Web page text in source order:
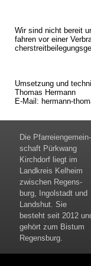
Wir sind nicht be­reit
fah­ren vor einer
Um­set­zung und
Tho­mas Her­mann
E-Mail: her­mann-
Die Pfar­rei­en­gemein­
schaft Pürk­wang
Kirch­dorf liegt im
Land­kreis Kel­heim
zwi­schen Re­gens­
burg, In­gol­stadt und
Lands­hut. Sie
besteht seit 2012
gehört zum Bis­tum
Re­gens­burg.